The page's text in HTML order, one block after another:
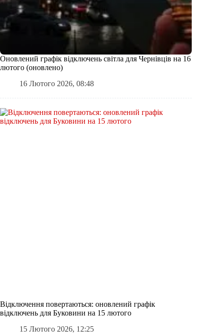
Оновлений графік відключень світла для Чернівців на 16
лютого (оновлено)
16 Лютого 2026, 08:48
Відключення повертаються: оновлений графік
відключень для Буковини на 15 лютого
15 Лютого 2026, 12:25